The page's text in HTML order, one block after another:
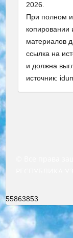
2026.
При полном
копировании
материалов
ссылка на
и должна
источник:
55863853